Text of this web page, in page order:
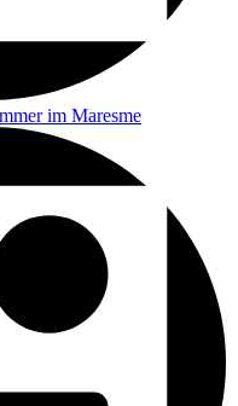
im Maresme